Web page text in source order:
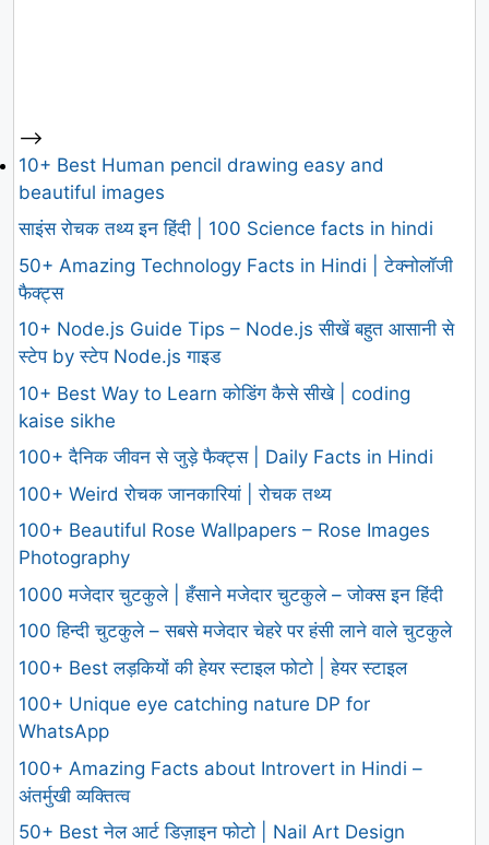
-->
10+ Best Human pencil drawing easy and
beautiful images
साइंस रोचक तथ्य इन हिंदी | 100 Science facts in hindi
50+ Amazing Technology Facts in Hindi | टेक्नोलॉजी
फैक्ट्स
10+ Node.js Guide Tips – Node.js सीखें बहुत आसानी से
स्टेप by स्टेप Node.js गाइड
10+ Best Way to Learn कोडिंग कैसे सीखे | coding
kaise sikhe
100+ दैनिक जीवन से जुड़े फैक्ट्स | Daily Facts in Hindi
100+ Weird रोचक जानकारियां | रोचक तथ्य
100+ Beautiful Rose Wallpapers – Rose Images
Photography
1000 मजेदार चुटकुले | हँसाने मजेदार चुटकुले – जोक्स इन हिंदी
100 हिन्दी चुटकुले – सबसे मजेदार चेहरे पर हंसी लाने वाले चुटकुले
100+ Best लड़कियों की हेयर स्टाइल फोटो | हेयर स्टाइल
100+ Unique eye catching nature DP for
WhatsApp
100+ Amazing Facts about Introvert in Hindi –
अंतर्मुखी व्यक्तित्व
50+ Best नेल आर्ट डिज़ाइन फोटो | Nail Art Design